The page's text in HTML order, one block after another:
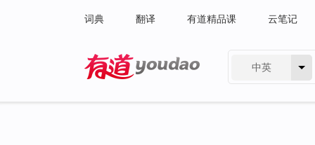
词典 翻译 有道精品课 云笔记
中英